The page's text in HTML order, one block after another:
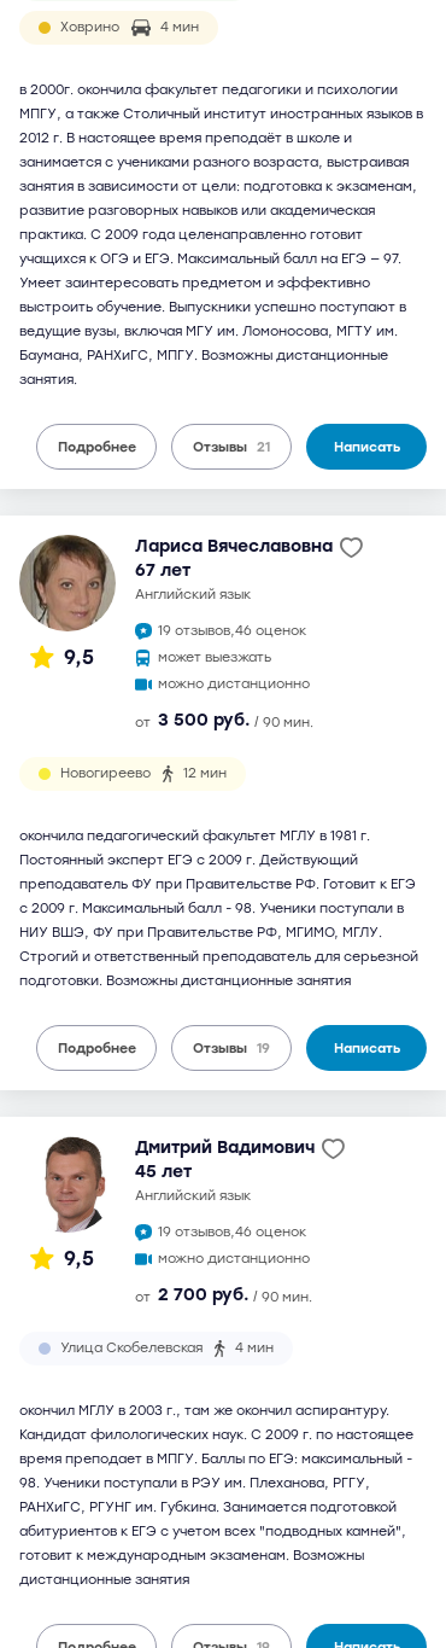
Ховрино 4 мин
в 2000г. окончила факультет педагогики и психологии
МПГУ, а также Столичный институт иностранных языков в
2012 г. В настоящее время преподаёт в школе и
занимается с учениками разного возраста, выстраивая
занятия в зависимости от цели: подготовка к экзаменам,
развитие разговорных навыков или академическая
практика. С 2009 года целенаправленно готовит
учащихся к ОГЭ и ЕГЭ. Максимальный балл на ЕГЭ — 97.
Умеет заинтересовать предметом и эффективно
выстроить обучение. Выпускники успешно поступают в
ведущие вузы, включая МГУ им. Ломоносова, МГТУ им.
Баумана, РАНХиГС, МПГУ. Возможны дистанционные
занятия.
Подробнее Отзывы 21 Написать
9,5
Лариса Вячеславовна
67 лет
английский язык
19 отзывов,46 оценок
может выезжать
можно дистанционно
от 3 500 руб. / 90 мин.
Новогиреево 12 мин
окончила педагогический факультет МГЛУ в 1981 г.
Постоянный эксперт ЕГЭ с 2009 г. Действующий
преподаватель ФУ при Правительстве РФ. Готовит к ЕГЭ
с 2009 г. Максимальный балл - 98. Ученики поступали в
НИУ ВШЭ, ФУ при Правительстве РФ, МГИМО, МГЛУ.
Строгий и ответственный преподаватель для серьезной
подготовки. Возможны дистанционные занятия
Подробнее Отзывы 19 Написать
9,5
Дмитрий Вадимович
45 лет
английский язык
19 отзывов,46 оценок
можно дистанционно
от 2 700 руб. / 90 мин.
Улица Скобелевская 4 мин
окончил МГЛУ в 2003 г., там же окончил аспирантуру.
Кандидат филологических наук. С 2009 г. по настоящее
время преподает в МПГУ. Баллы по ЕГЭ: максимальный -
98. Ученики поступали в РЭУ им. Плеханова, РГГУ,
РАНХиГС, РГУНГ им. Губкина. Занимается подготовкой
абитуриентов к ЕГЭ с учетом всех "подводных камней",
готовит к международным экзаменам. Возможны
дистанционные занятия